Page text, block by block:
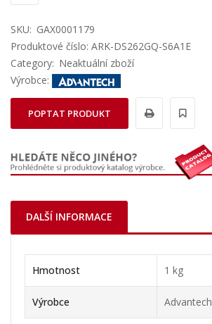
SKU: GAX0001179
Produktové číslo: ARK-DS262GQ-S6A1E
Category: Neaktuální zboží
Výrobce:
POPTAT PRODUKT
DALŠÍ INFORMACE
Hmotnost 1 kg
Výrobce Advantech